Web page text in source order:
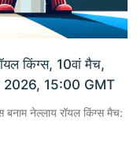
किंग्स, 10वां मैच,
2026, 15:00 GMT
नेल्लाय रॉयल किंग्स मैच: